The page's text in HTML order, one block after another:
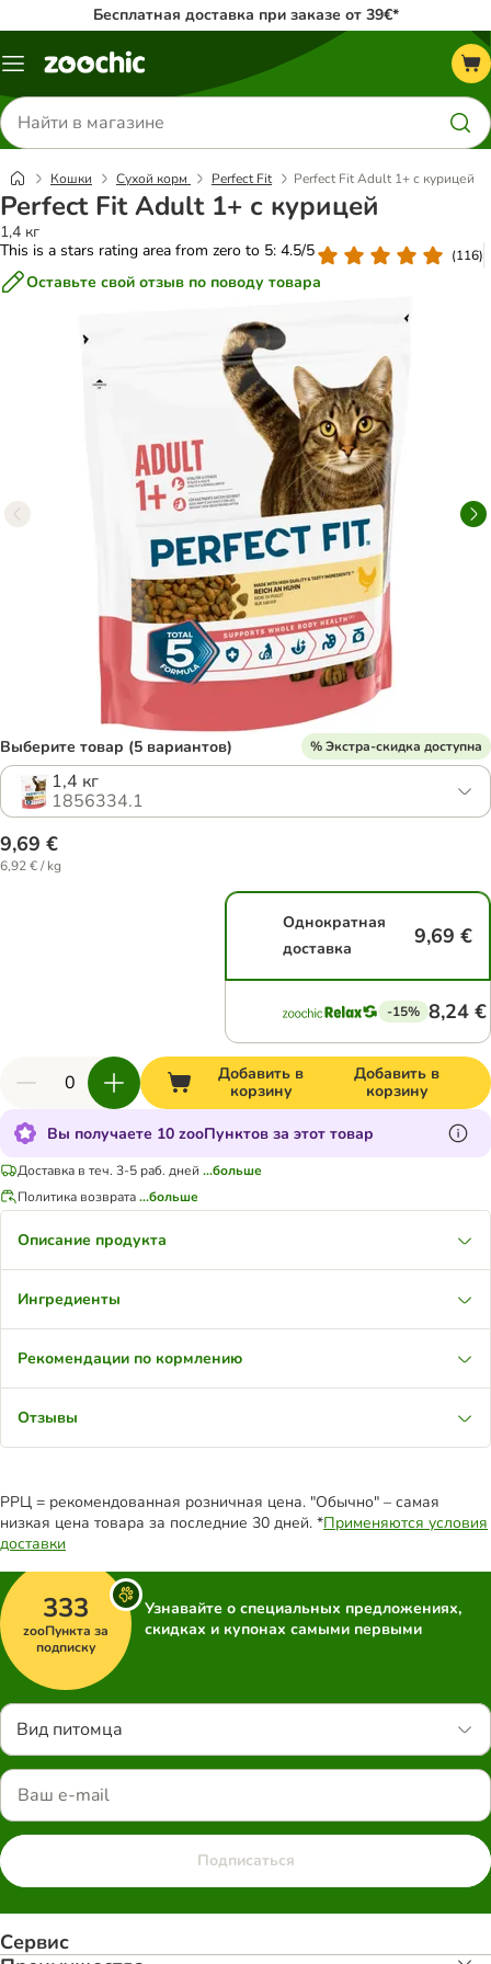
Бесплатная доставка при заказе от 39€*
Каталог
Поиск
товаров
Кошки Сухой корм Perfect Fit Perfect Fit Adult 1+ с курицей
Perfect Fit Adult 1+ с курицей
1,4 кг
This is a stars rating area from zero to 5: 4.5/5
(116)
Оставьте свой отзыв по поводу товара
Выберите товар (5 вариантов) % Экстра-скидка доступна
1,4 кг
1856334.1
9,69 €
6,92 € / kg
Однократная
доставка
9,69 €
-15% 8,24 €
Добавить в
корзину
Добавить в
корзину
Вы получаете 10 zooПунктов за этот товар
Доставка в теч. 3-5 раб. дней ...больше
Политика возврата...больше
Описание продукта
Ингредиенты
Рекомендации по кормлению
Отзывы
РРЦ = рекомендованная розничная цена. "Обычно" – самая
низкая цена товара за последние 30 дней. *Применяются условия
доставки
333
zooПункта за
подписку
Узнавайте о специальных предложениях,
скидках и купонах самыми первыми
Вид питомца
Подписаться
Сервис